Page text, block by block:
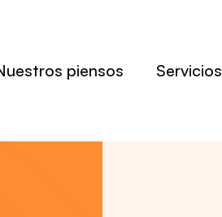
piensos Servicios